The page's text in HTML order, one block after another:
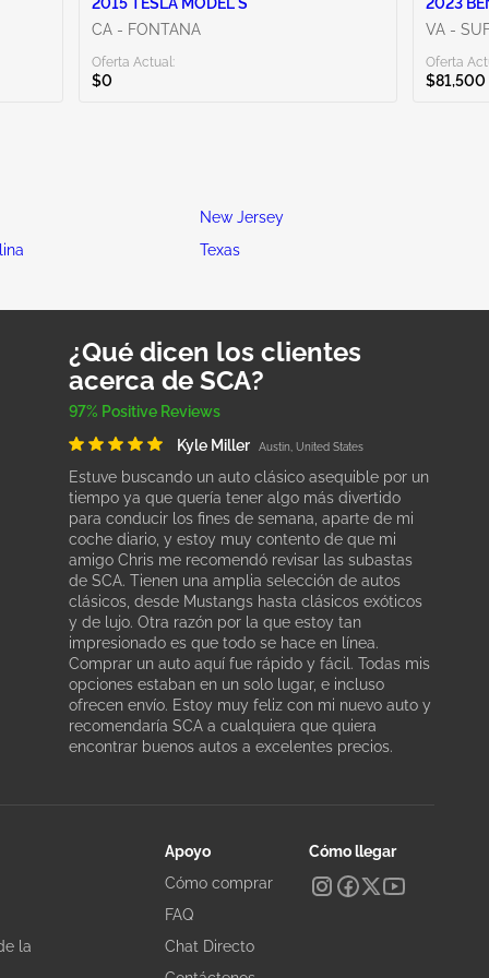
CA - FONTANA
Oferta Actual:
$0
VA -
Oferta
$81,500
New Jersey
Texas
¿Qué dicen los clientes
acerca de SCA?
97% Positive Reviews
Kyle Miller
Austin, United States
Estuve buscando un auto clásico asequible por un
tiempo ya que quería tener algo más divertido
para conducir los fines de semana, aparte de mi
coche diario, y estoy muy contento de que mi
amigo Chris me recomendó revisar las subastas
de SCA. Tienen una amplia selección de autos
clásicos, desde Mustangs hasta clásicos exóticos
y de lujo. Otra razón por la que estoy tan
impresionado es que todo se hace en línea.
Comprar un auto aquí fue rápido y fácil. Todas mis
opciones estaban en un solo lugar, e incluso
ofrecen envío. Estoy muy feliz con mi nuevo auto y
recomendaría SCA a cualquiera que quiera
encontrar buenos autos a excelentes precios.
la
Apoyo
Cómo comprar
FAQ
Chat Directo
Cómo llegar